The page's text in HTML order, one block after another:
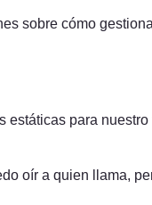
sobre cómo
estáticas para
oír a quien llama,